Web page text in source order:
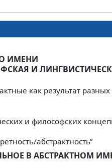
ИМЕНИ
И
как результат
и философских
абстрактность”
В АБСТРАКТНОМ